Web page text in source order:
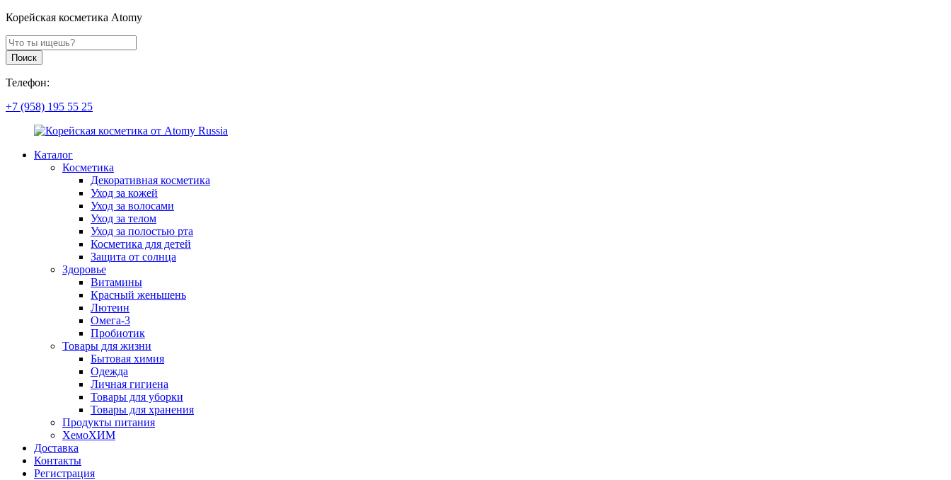
Корейская косметика Atomy
Поиск
продуктов
Поиск
Телефон:
+7 (958) 195 55 25
Каталог
Косметика
Декоративная косметика
Уход за кожей
Уход за волосами
Уход за телом
Уход за полостью рта
Косметика для детей
Защита от солнца
Здоровье
Витамины
Красный женьшень
Лютеин
Омега-3
Пробиотик
Товары для жизни
Бытовая химия
Одежда
Личная гигиена
Товары для уборки
Товары для хранения
Продукты питания
ХемоХИМ
Доставка
Контакты
Регистрация